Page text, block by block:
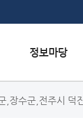
서식자료실
,장수군,전주시 덕